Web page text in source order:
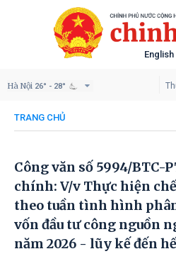
English
Hà Nội 26° - 28°
TRANG CHỦ
Công văn số 5994/BTC-
chính: V/v Thực hiện
theo tuần tình hình
vốn đầu tư công nguồn
năm 2026 - lũy kế đến